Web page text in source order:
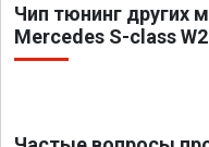
Чип тюнинг других
Mercedes S-class